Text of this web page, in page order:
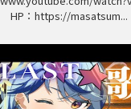
HP：https://masatsum...